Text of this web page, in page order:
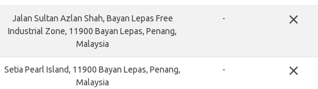
Jalan Sultan Azlan Shah, Bayan Lepas Free
Industrial Zone, 11900 Bayan Lepas, Penang,
Malaysia
- close
Setia Pearl Island, 11900 Bayan Lepas, Penang,
Malaysia
- close